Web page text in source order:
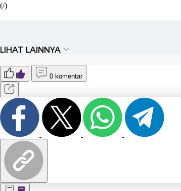
(/)
LIHAT LAINNYA
0 komentar